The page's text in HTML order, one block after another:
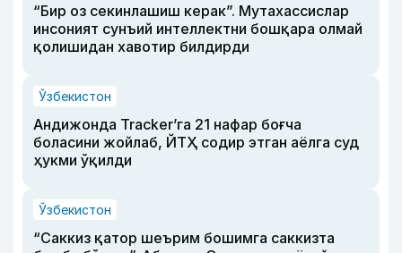
“Бир оз секинлашиш керак”. Мутахассислар
инсоният сунъий интеллектни бошқара олмай
қолишидан хавотир билдирди
Ўзбекистон
Андижонда Tracker’га 21 нафар боғча
боласини жойлаб, ЙТҲ содир этган аёлга суд
ҳукми ўқилди
Ўзбекистон
“Саккиз қатор шеърим бошимга саккизта